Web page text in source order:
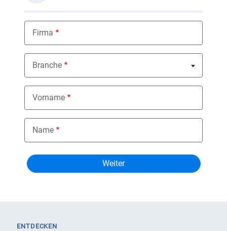
Firma
Branche
Nothing selected
Vorname
Name
ENTDECKEN